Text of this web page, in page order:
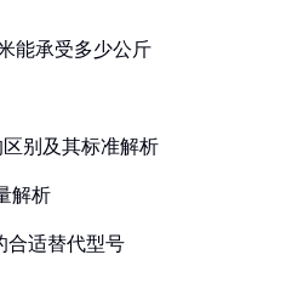
能承受多少公斤
别及其标准解析
解析
合适替代型号